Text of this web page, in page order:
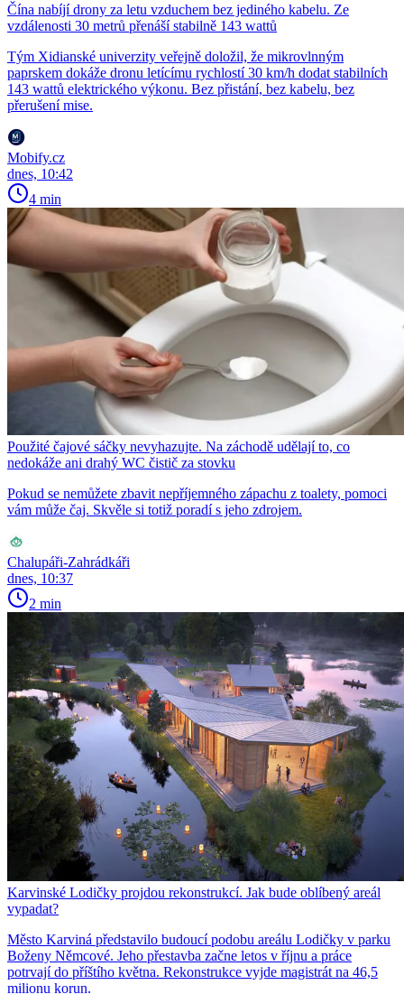
Čína nabíjí drony za letu vzduchem bez jediného kabelu. Ze
vzdálenosti 30 metrů přenáší stabilně 143 wattů
Tým Xidianské univerzity veřejně doložil, že mikrovlnným
paprskem dokáže dronu letícímu rychlostí 30 km/h dodat stabilních
143 wattů elektrického výkonu. Bez přistání, bez kabelu, bez
přerušení mise.
Mobify.cz
dnes, 10:42
4 min
Použité čajové sáčky nevyhazujte. Na záchodě udělají to, co
nedokáže ani drahý WC čistič za stovku
Pokud se nemůžete zbavit nepříjemného zápachu z toalety, pomoci
vám může čaj. Skvěle si totiž poradí s jeho zdrojem.
Chalupáři-Zahrádkáři
dnes, 10:37
2 min
Karvinské Lodičky projdou rekonstrukcí. Jak bude oblíbený areál
vypadat?
Město Karviná představilo budoucí podobu areálu Lodičky v parku
Boženy Němcové. Jeho přestavba začne letos v říjnu a práce
potrvají do příštího května. Rekonstrukce vyjde magistrát na 46,5
milionu korun.